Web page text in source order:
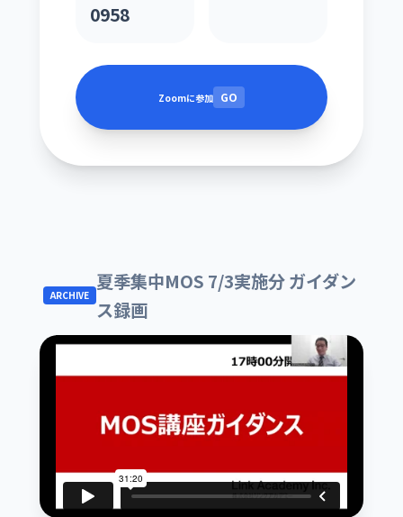
0958
Zoomに参加 GO
ARCHIVE
夏季集中MOS 7/3実施分 ガイダン
ス録画